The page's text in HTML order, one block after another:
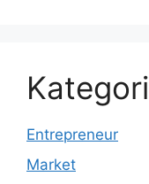
Kategori
Entrepreneur
Market